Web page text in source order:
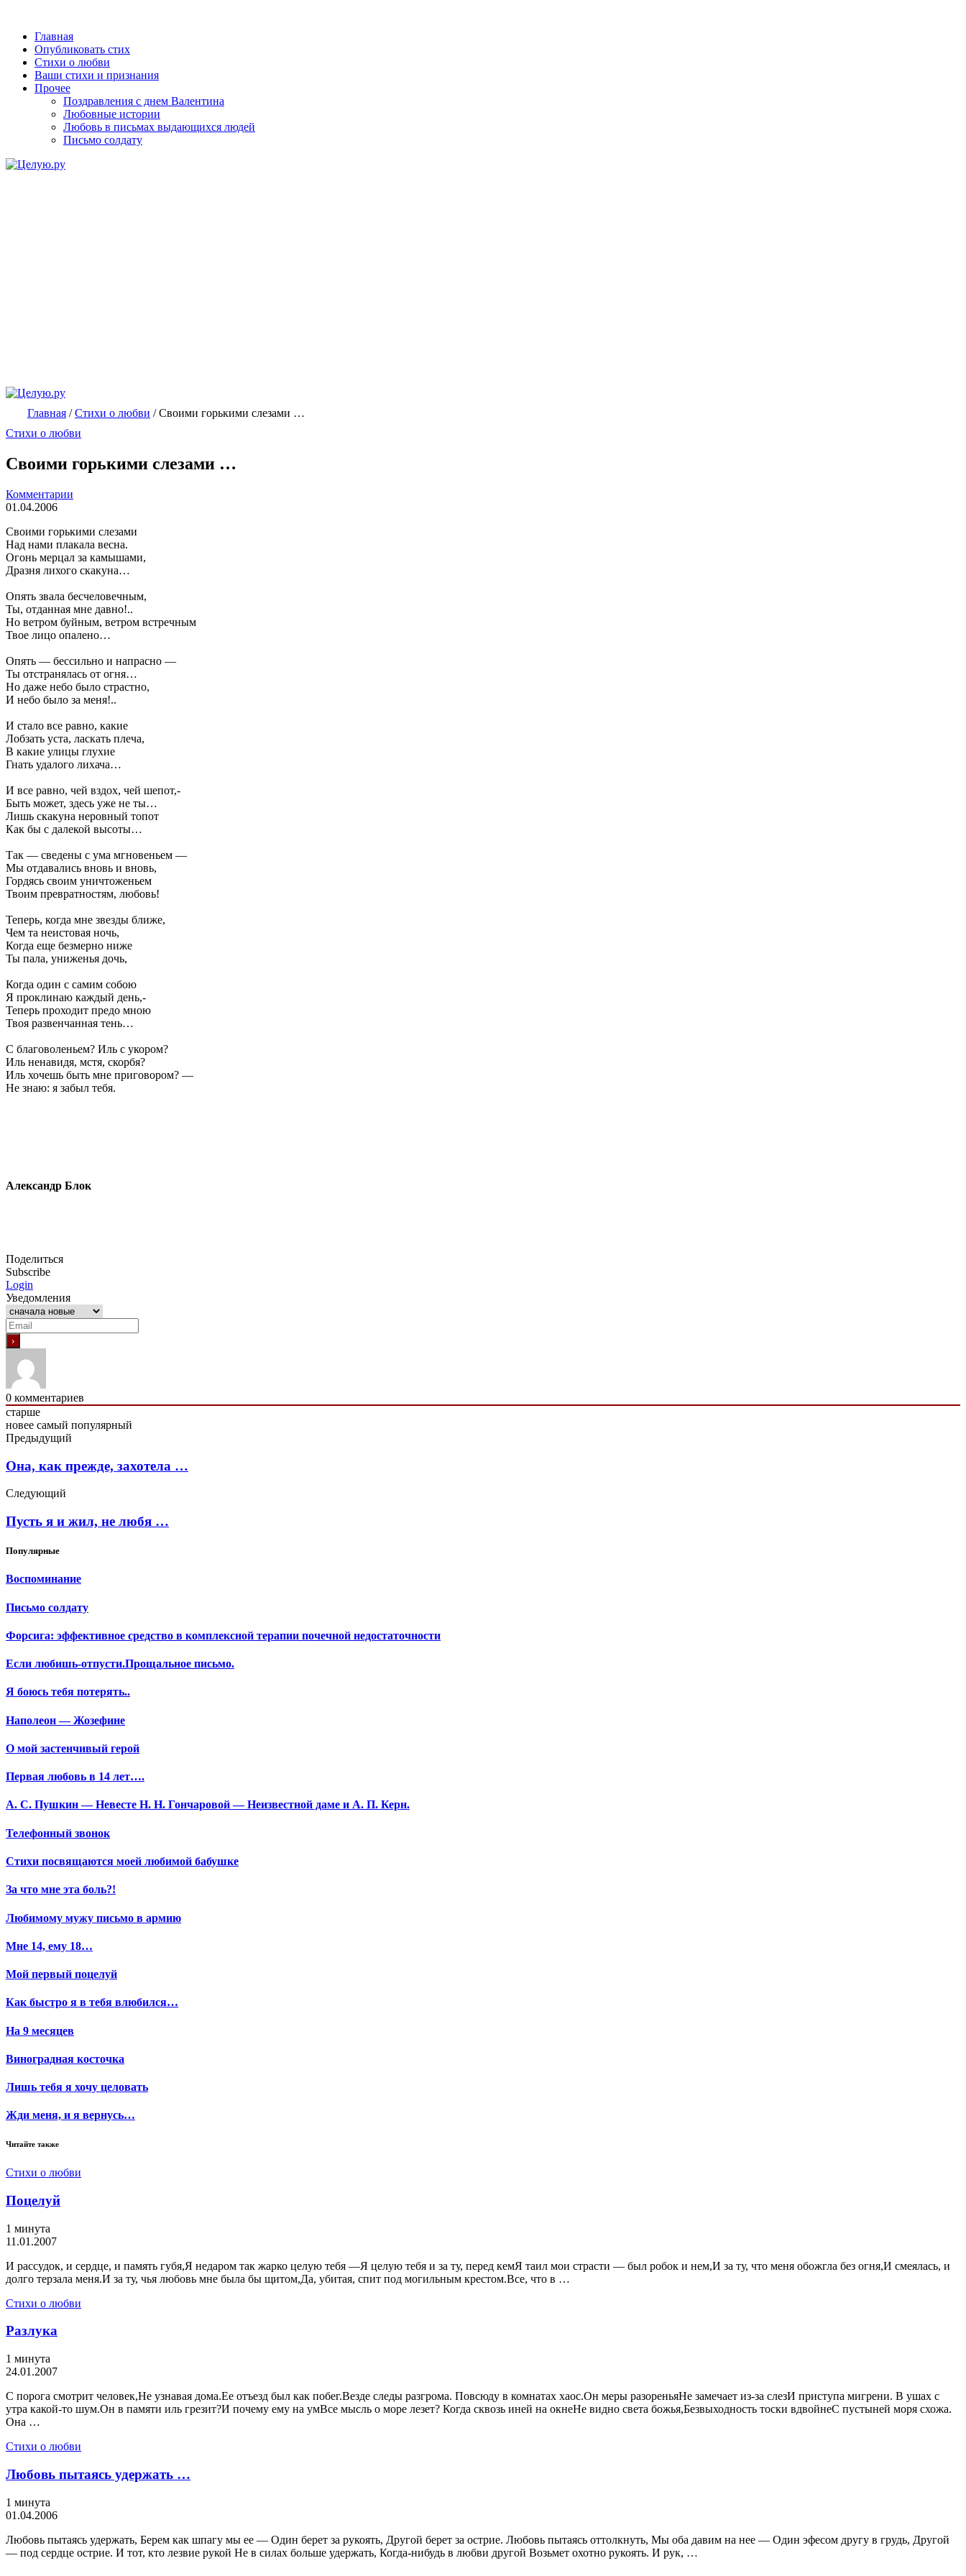
Главная
Опубликовать стих
Стихи о любви
Ваши стихи и признания
Прочее
Поздравления с днем Валентина
Любовные истории
Любовь в письмах выдающихся людей
Письмо солдату
Главная /Стихи о любви /Своими горькими слезами …
Стихи о любви
Своими горькими слезами …
Комментарии
01.04.2006
Своими горькими слезами
Над нами плакала весна.
Огонь мерцал за камышами,
Дразня лихого скакуна…
Опять звала бесчеловечным,
Ты, отданная мне давно!..
Но ветром буйным, ветром встречным
Твое лицо опалено…
Опять — бессильно и напрасно —
Ты отстранялась от огня…
Но даже небо было страстно,
И небо было за меня!..
И стало все равно, какие
Лобзать уста, ласкать плеча,
В какие улицы глухие
Гнать удалого лихача…
И все равно, чей вздох, чей шепот,-
Быть может, здесь уже не ты…
Лишь скакуна неровный топот
Как бы с далекой высоты…
Так — сведены с ума мгновеньем —
Мы отдавались вновь и вновь,
Гордясь своим уничтоженьем
Твоим превратностям, любовь!
Теперь, когда мне звезды ближе,
Чем та неистовая ночь,
Когда еще безмерно ниже
Ты пала, униженья дочь,
Когда один с самим собою
Я проклинаю каждый день,-
Теперь проходит предо мною
Твоя развенчанная тень…
С благоволеньем? Иль с укором?
Иль ненавидя, мстя, скорбя?
Иль хочешь быть мне приговором? —
Не знаю: я забыл тебя.
Александр Блок
Поделиться
Subscribe
Login
Уведомления
0 комментариев
старше
новее самый популярный
Предыдущий
Она, как прежде, захотела …
Следующий
Пусть я и жил, не любя …
Популярные
Воспоминание
Письмо солдату
Форсига: эффективное средство в комплексной терапии почечной недостаточности
Если любишь-отпусти.Прощальное письмо.
Я боюсь тебя потерять..
Наполеон — Жозефине
О мой застенчивый герой
Первая любовь в 14 лет….
А. С. Пушкин — Невесте Н. Н. Гончаровой — Неизвестной даме и А. П. Керн.
Телефонный звонок
Стихи посвящаются моей любимой бабушке
За что мне эта боль?!
Любимому мужу письмо в армию
Мне 14, ему 18…
Мой первый поцелуй
Как быстро я в тебя влюбился…
На 9 месяцев
Виноградная косточка
Лишь тебя я хочу целовать
Жди меня, и я вернусь…
Читайте также
Стихи о любви
Поцелуй
1 минута
11.01.2007
И рассудок, и сердце, и память губя,Я недаром так жарко целую тебя —Я целую тебя и за ту, перед кемЯ таил мои страсти — был робок и нем,И за ту, что меня обожгла без огня,И смеялась, и
долго терзала меня.И за ту, чья любовь мне была бы щитом,Да, убитая, спит под могильным крестом.Все, что в …
Стихи о любви
Разлука
1 минута
24.01.2007
С порога смотрит человек,Не узнавая дома.Ее отъезд был как побег.Везде следы разгрома. Повсюду в комнатах хаос.Он меры разореньяНе замечает из-за слезИ приступа мигрени. В ушах с
утра какой-то шум.Он в памяти иль грезит?И почему ему на умВсе мысль о море лезет? Когда сквозь иней на окнеНе видно света божья,Безвыходность тоски вдвойнеС пустыней моря схожа.
Она …
Стихи о любви
Любовь пытаясь удержать …
1 минута
01.04.2006
Любовь пытаясь удержать, Берем как шпагу мы ее — Один берет за рукоять, Другой берет за острие. Любовь пытаясь оттолкнуть, Мы оба давим на нее — Один эфесом другу в грудь, Другой
— под сердце острие. И тот, кто лезвие рукой Не в силах больше удержать, Когда-нибудь в любви другой Возьмет охотно рукоять. И рук, …